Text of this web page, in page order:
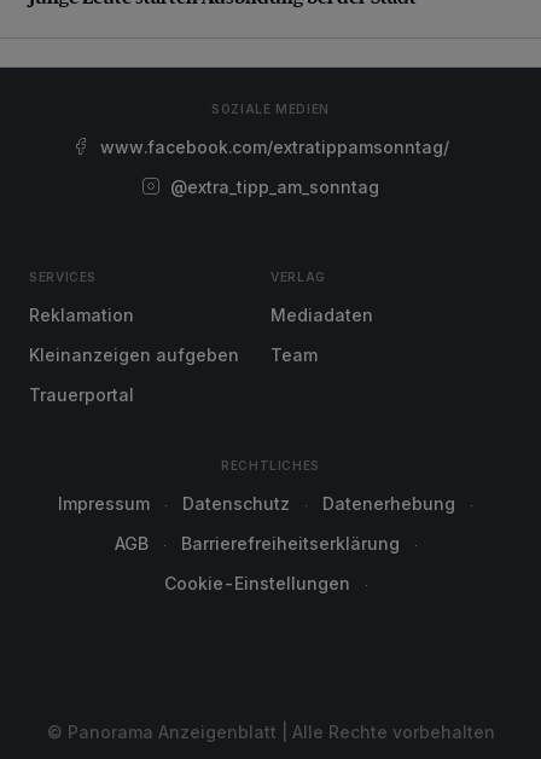
SOZIALE MEDIEN
www.facebook.com/extratippamsonntag/
@extra_tipp_am_sonntag
SERVICES
Reklamation
Kleinanzeigen aufgeben
Trauerportal
VERLAG
Mediadaten
Team
RECHTLICHES
Impressum Datenschutz
Datenerhebung
AGB
Barrierefreiheitserklärung
Cookie-Einstellungen
© Panorama Anzeigenblatt | Alle Rechte vorbehalten